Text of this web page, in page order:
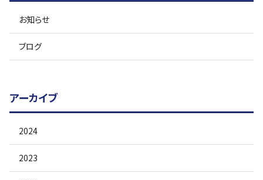
お知らせ
ブログ
アーカイブ
2024
2023